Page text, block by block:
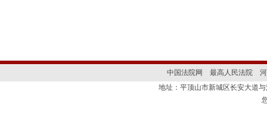
中国法院网 最高人民法院
地址：平顶山市新城区长安大